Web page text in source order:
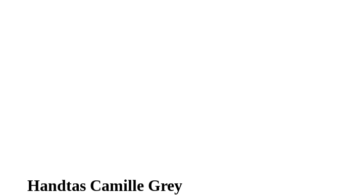
Handtas Camille Grey